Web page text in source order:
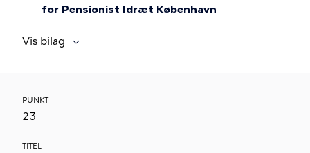
for Pensionist Idræt København
Vis bilag
PUNKT
23
TITEL